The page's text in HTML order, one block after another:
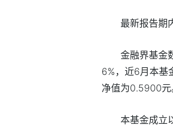
最新报告期
金融界基金
6%，近6月本基
净值为0.5900元
本基金成立